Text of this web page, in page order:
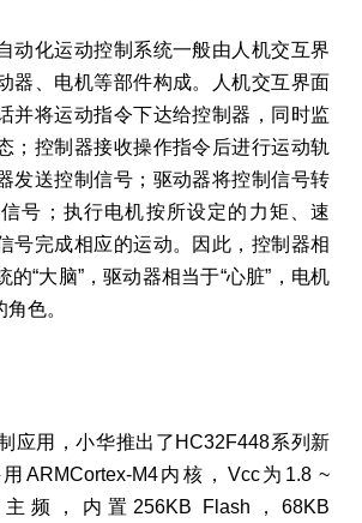
动化运动控制系统一般由人机交互界
器、电机等部件构成。人机交互界面
并将运动指令下达给控制器，同时监
；控制器接收操作指令后进行运动轨
发送控制信号；驱动器将控制信号转
号；执行电机按所设定的力矩、速
号完成相应的运动。因此，控制器相
的“大脑”，驱动器相当于“心脏”，电机
色。
应用，小华推出了HC32F448系列新
ARMCortex-M4内核，Vcc为1.8 ~
主频，内置256KB Flash，68KB